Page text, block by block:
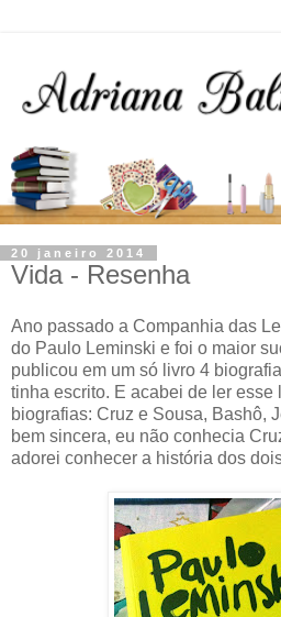
20 janeiro 2014
Vida - Resenha
Ano passado a Companhia das
do Paulo Leminski e foi o maior
publicou em um só livro 4
tinha escrito. E acabei de ler esse
biografias: Cruz e Sousa, Bashô,
bem sincera, eu não conhecia
adorei conhecer a história dos